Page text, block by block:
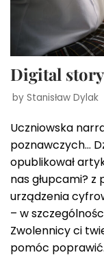
Digital
by Stanisław Dylak
Uczniowska
poznawczych…
opublikował
nas głupcami? z
urządzenia
– w
Zwolennicy ci
pomóc